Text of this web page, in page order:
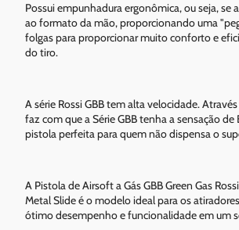
Possui empunhadura ergonômica, ou seja, se
ao formato da mão, proporcionando uma
folgas para proporcionar muito conforto e
do tiro.
A série Rossi GBB tem alta velocidade.
faz com que a Série GBB tenha a sensação de
pistola perfeita para quem não dispensa o
A Pistola de Airsoft a Gás GBB Green Gas
Metal Slide é o modelo ideal para os
ótimo desempenho e funcionalidade em um